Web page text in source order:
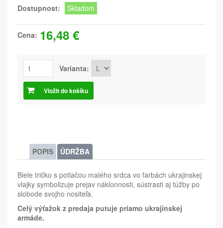
Dostupnost:
Skladom
Cena: 16,48 €
Varianta:
Vložit do košíku
POPIS ÚDRŽBA
Biele tričko s potlačou malého srdca vo farbách ukrajinskej
vlajky symbolizuje prejav náklonnosti, sústrasti aj túžby po
slobode svojho nositeľa.
Celý výťažok z predaja putuje priamo ukrajinskej
armáde.